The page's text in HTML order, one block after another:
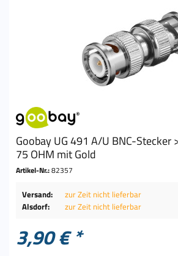
Goobay UG 491 A/U BNC-Stecker
75 OHM mit Gold
Artikel-Nr.:82357
Versand:
zur Zeit nicht lieferbar
Alsdorf:
zur Zeit nicht lieferbar
3,90 € *